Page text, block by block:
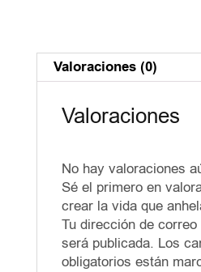
cantidad
Valoraciones (0)
Valoraciones
No hay valoraciones
Sé el primero en
crear la vida que
Tu dirección de
será publicada. Los
obligatorios están